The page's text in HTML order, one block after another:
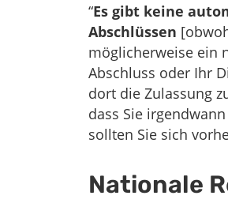
“Es gibt keine
Abschlüssen
möglicherweise ein
Abschluss oder Ihr
dort die Zulassung
dass Sie
sollten Sie sich
Nationale